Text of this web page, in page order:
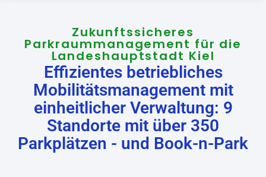
Zukunftssicheres
Parkraummanagement für die
Landeshauptstadt Kiel
Effizientes betriebliches
Mobilitätsmanagement mit
einheitlicher Verwaltung: 9
Standorte mit über 350
Parkplätzen - und Book-n-Park